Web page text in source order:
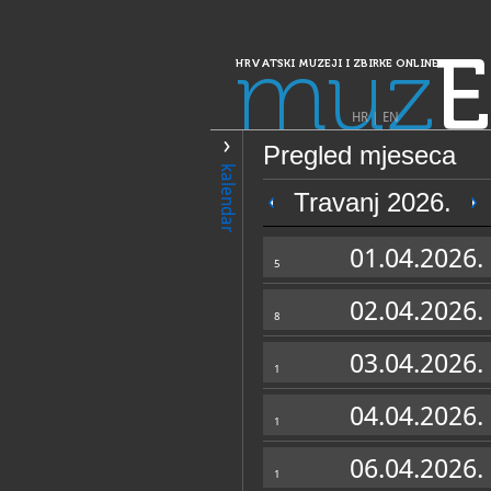
HRVATSKI MUZEJI I ZBIRKE ONLINE
muz
HR| EN
kalendar
Pregled mjeseca
Travanj 2026.
5 01.04.2026.
8 02.04.2026.
1 03.04.2026.
1 04.04.2026.
1 06.04.2026.
PRETRAŽIVANJE
Dalmacija
Dubrovački
OPĆI PODACI